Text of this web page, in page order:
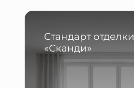
Стандарт отделки
«Сканди»